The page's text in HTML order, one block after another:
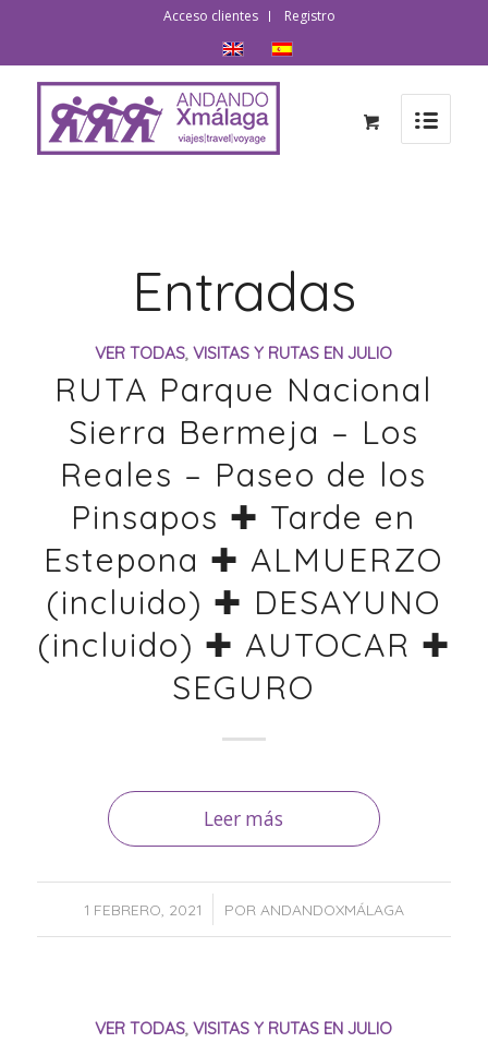
Acceso clientes Registro
Entradas
VER TODAS,VISITAS Y RUTAS EN JULIO
RUTA Parque Nacional
Sierra Bermeja – Los
Reales – Paseo de los
Pinsapos ✚ Tarde en
Estepona ✚ ALMUERZO
(incluido) ✚ DESAYUNO
(incluido) ✚ AUTOCAR ✚
SEGURO
Leer más
1 FEBRERO, 2021
/ POR ANDANDOXMÁLAGA
VER TODAS,VISITAS Y RUTAS EN JULIO